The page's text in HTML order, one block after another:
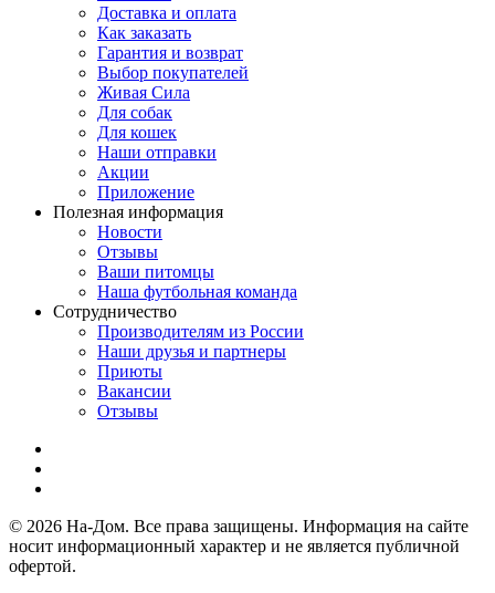
Доставка и оплата
Как заказать
Гарантия и возврат
Выбор покупателей
Живая Сила
Для собак
Для кошек
Наши отправки
Акции
Приложение
Полезная информация
Новости
Отзывы
Ваши питомцы
Наша футбольная команда
Сотрудничество
Производителям из России
Наши друзья и партнеры
Приюты
Вакансии
Отзывы
© 2026 На-Дом. Все права защищены. Информация на сайте
носит информационный характер и не является публичной
офертой.